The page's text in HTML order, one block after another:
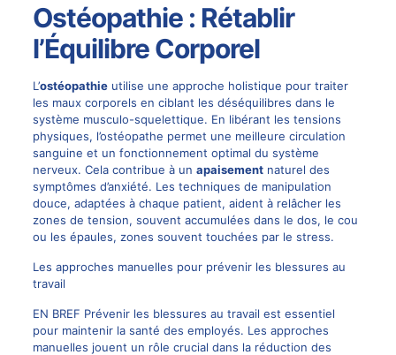
Ostéopathie : Rétablir
l’Équilibre Corporel
L’ostéopathieutilise une approche holistique pour traiter
les maux corporels en ciblant les déséquilibres dans le
système musculo-squelettique. En libérant les tensions
physiques, l’ostéopathe permet une meilleure circulation
sanguine et un fonctionnement optimal du système
nerveux. Cela contribue à un apaisementnaturel des
symptômes d’anxiété. Les techniques de manipulation
douce, adaptées à chaque patient, aident à relâcher les
zones de tension, souvent accumulées dans le dos, le cou
ou les épaules, zones souvent touchées par le stress.
Les approches manuelles pour prévenir les blessures au
travail
EN BREF Prévenir les blessures au travail est essentiel
pour maintenir la santé des employés. Les approches
manuelles jouent un rôle crucial dans la réduction des